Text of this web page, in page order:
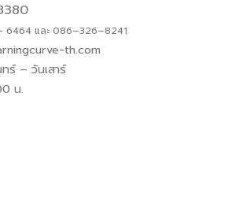
6464 และ 086–326–8241
th.com
ร์ – วันเสาร์
น.